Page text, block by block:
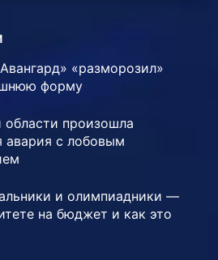
«разморозил»
форму
произошла
авария с лобовым
и олимпиадники —
на бюджет и как это